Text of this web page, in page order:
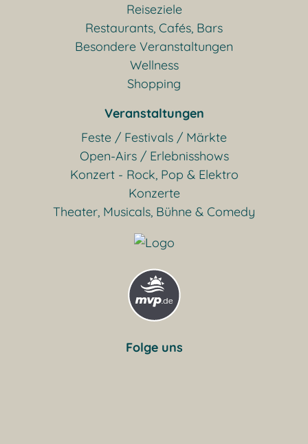
Reiseziele
Restaurants, Cafés, Bars
Besondere Veranstaltungen
Wellness
Shopping
Veranstaltungen
Feste / Festivals / Märkte
Open-Airs / Erlebnisshows
Konzert - Rock, Pop & Elektro
Konzerte
Theater, Musicals, Bühne & Comedy
Folge uns